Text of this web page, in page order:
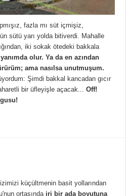
fazla mı süt içmişiz,
sütü yarı yolda bitiverdi. Mahalle
iki sokak ötedeki bakkala
olur. Ya da en azından
ama nasılsa unutmuşum.
Şimdi bakkal kancadan gıcır
bir üfleyişle açacak...Off!
küçültmenin basit yollarından
ortasında iri bir ada boyutuna